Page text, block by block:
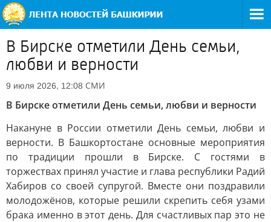
В Бирске отметили День семьи,
любви и верности
9 июля 2026, 12:08 СМИ
В Бирске отметили День семьи, любви и верности
Накануне в России отметили День семьи, любви и
верности. В Башкортостане основные мероприятия
по традиции прошли в Бирске. С гостями в
торжествах принял участие и глава республики Радий
Хабиров со своей супругой. Вместе они поздравили
молодожёнов, которые решили скрепить себя узами
брака именно в этот день. Для счастливых пар это не